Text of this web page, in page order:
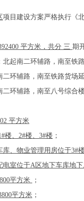
项目建设方案严格执行《
平方米，共分 三 期
南二环辅路，南至铁路
辅路，南至铁路货场延
辅路，南至八号综合楼
平方米
楼、2#楼、3#楼 ；
库、物业管理用房位于3#
电室位于A区地下车库地
平方米
；
平方米 ；